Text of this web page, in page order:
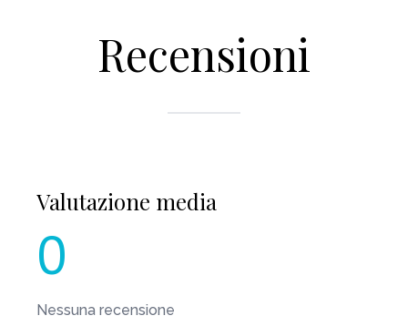
Recensioni
Valutazione media
0
Nessuna recensione